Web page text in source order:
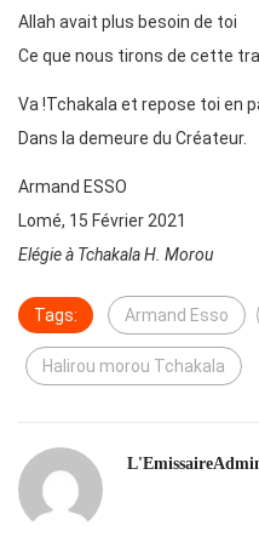
Allah avait plus besoin de toi
Ce que nous tirons de cette
Va !Tchakala et repose toi en
Dans la demeure du Créateur.
Armand ESSO
Lomé, 15 Février 2021
Elégie à Tchakala H. Morou
Tags: Armand Esso
Halirou morou Tchakala